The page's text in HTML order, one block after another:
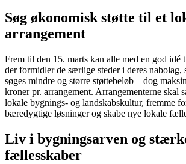
Søg økonomisk støtte til et
arrangement
Frem til den 15. marts kan alle med en god idé
der formidler de særlige steder i deres nabolag,
søges mindre og større støttebeløb – dog
kroner pr. arrangement. Arrangementerne skal
lokale bygnings- og landskabskultur, fremme
bæredygtige løsninger og skabe nye lokale
Liv i bygningsarven og
fællesskaber